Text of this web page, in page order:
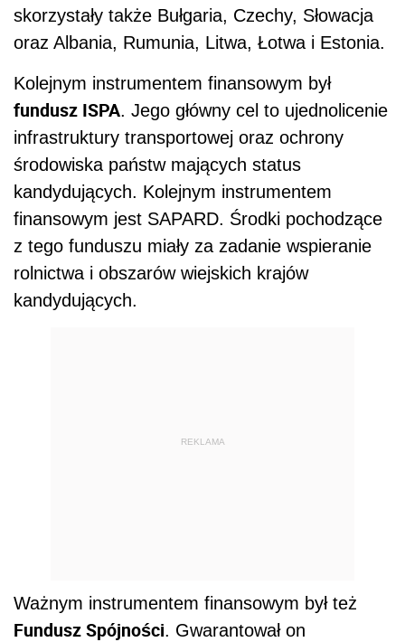
skorzystały także Bułgaria, Czechy, Słowacja
oraz Albania, Rumunia, Litwa, Łotwa i Estonia.
Kolejnym instrumentem finansowym był
fundusz ISPA. Jego główny cel to ujednolicenie
infrastruktury transportowej oraz ochrony
środowiska państw mających status
kandydujących. Kolejnym instrumentem
finansowym jest SAPARD. Środki pochodzące
z tego funduszu miały za zadanie wspieranie
rolnictwa i obszarów wiejskich krajów
kandydujących.
REKLAMA
Ważnym instrumentem finansowym był też
Fundusz Spójności. Gwarantował on